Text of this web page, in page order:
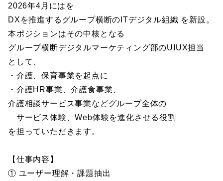
2026年4月にはを
DXを推進するグループ横断のITデジタル組織 を新設。
本ポジションはその中核となる
グループ横断デジタルマーケティング部のUIUX担当
として、
・介護、保育事業を起点に
・介護HR事業、介護食事業、
介護相談サービス事業などグループ全体の
サービス体験、Web体験を進化させる役割
を担っていただきます。
【仕事内容】
① ユーザー理解・課題抽出